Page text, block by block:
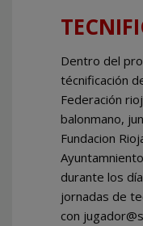
Dentro del
técnificación
Federación
balonmano,
Fundacion
durante los
jornadas de
con